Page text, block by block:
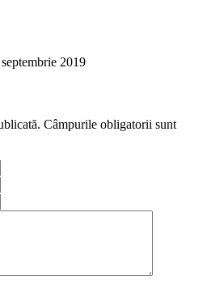
2019
Câmpurile obligatorii sunt